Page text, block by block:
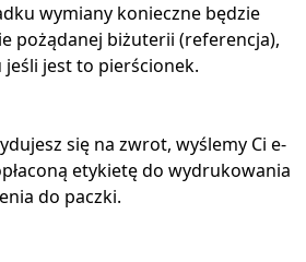
wymiany konieczne będzie
pożądanej biżuterii (referencja),
jest to pierścionek.
się na zwrot, wyślemy Ci e-
etykietę do wydrukowania
do paczki.